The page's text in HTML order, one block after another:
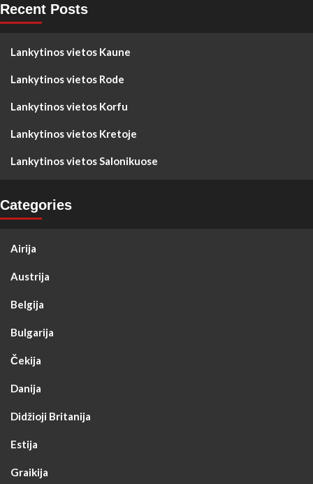
Recent Posts
Lankytinos vietos Kaune
Lankytinos vietos Rode
Lankytinos vietos Korfu
Lankytinos vietos Kretoje
Lankytinos vietos Salonikuose
Categories
Airija
Austrija
Belgija
Bulgarija
Čekija
Danija
Didžioji Britanija
Estija
Graikija